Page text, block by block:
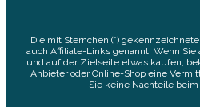
Die mit Sternchen (*)
auch Affiliate-Links genannt. Wenn
und auf der Zielseite etwas kaufen,
Anbieter oder Online-Shop eine
Sie keine Nachteile beim